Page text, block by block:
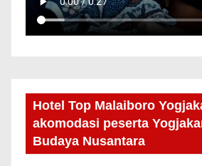
Hotel Top Malaiboro
akomodasi peserta
Budaya Nusantara